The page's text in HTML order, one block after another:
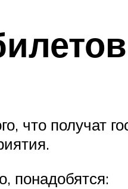
что получат
понадобятся: